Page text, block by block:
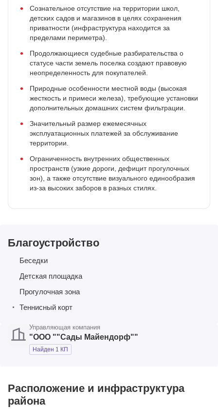
Сознательное отсутствие на территории школ,
детских садов и магазинов в целях сохранения
приватности (инфраструктура находится за
пределами периметра).
Продолжающиеся судебные разбирательства о
статусе части земель поселка создают правовую
неопределенность для покупателей.
Природные особенности местной воды (высокая
жесткость и примеси железа), требующие установки
дополнительных домашних систем фильтрации.
Значительный размер ежемесячных
эксплуатационных платежей за обслуживание
территории.
Ограниченность внутренних общественных
пространств (узкие дороги, дефицит прогулочных
зон), а также отсутствие визуального единообразия
из-за высоких заборов в разных стилях.
Благоустройство
Беседки
Детская площадка
Прогулочная зона
Теннисный корт
Управляющая компания
"ООО ""Сады Майендорф""
Найден 1 КП
Расположение и инфраструктура
района